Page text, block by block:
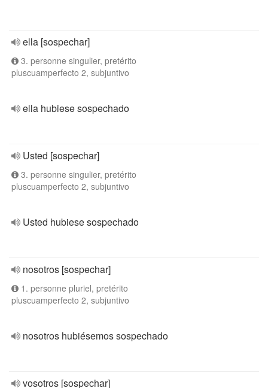
ella [sospechar]
3. personne singulier, pretérito
pluscuamperfecto 2, subjuntivo
ella hubiese sospechado
Usted [sospechar]
3. personne singulier, pretérito
pluscuamperfecto 2, subjuntivo
Usted hubiese sospechado
nosotros [sospechar]
1. personne pluriel, pretérito
pluscuamperfecto 2, subjuntivo
nosotros hubiésemos sospechado
vosotros [sospechar]